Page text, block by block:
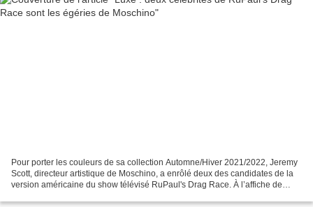
Pour porter les couleurs de sa collection Automne/Hiver 2021/2022, Jeremy
Scott, directeur artistique de Moschino, a enrôlé deux des candidates de la
version américaine du show télévisé RuPaul's Drag Race. À l’affiche de